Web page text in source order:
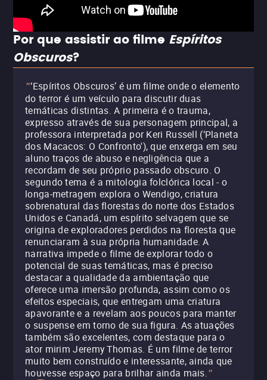
Por que assistir ao filme Espíritos
Obscuros?
"‘Espíritos Obscuros’ é um filme onde o elemento
do terror é um veículo para discutir duas
temáticas distintas. A primeira é o trauma,
expresso através de sua personagem principal, a
professora interpretada por Keri Russell (‘Planeta
dos Macacos: O Confronto'), que enxerga em seu
aluno traços de abuso e negligência que a
recordam de seu próprio passado obscuro. O
segundo tema é a mitologia folclórica local - o
longa-metragem explora o Wendigo, criatura
sobrenatural das florestas do norte dos Estados
Unidos e Canadá, um espírito selvagem que se
origina de exploradores perdidos na floresta que
renunciaram à sua própria humanidade. A
narrativa impede o filme de explorar todo o
potencial de suas temáticas, mas é preciso
destacar a qualidade da ambientação que
oferece uma imersão profunda, assim como os
efeitos especiais, que entregam uma criatura
apavorante e a revelam aos poucos para manter
o suspense em torno de sua figura. As atuações
também são excelentes, com destaque para o
ator mirim Jeremy Thomas. É um filme de terror
muito bem construído e interessante, ainda que
houvesse espaço para brilhar ainda mais."